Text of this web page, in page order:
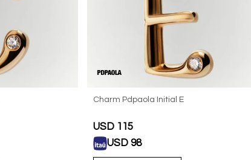
Charm Pdpaola Initial E
USD 115
USD 98